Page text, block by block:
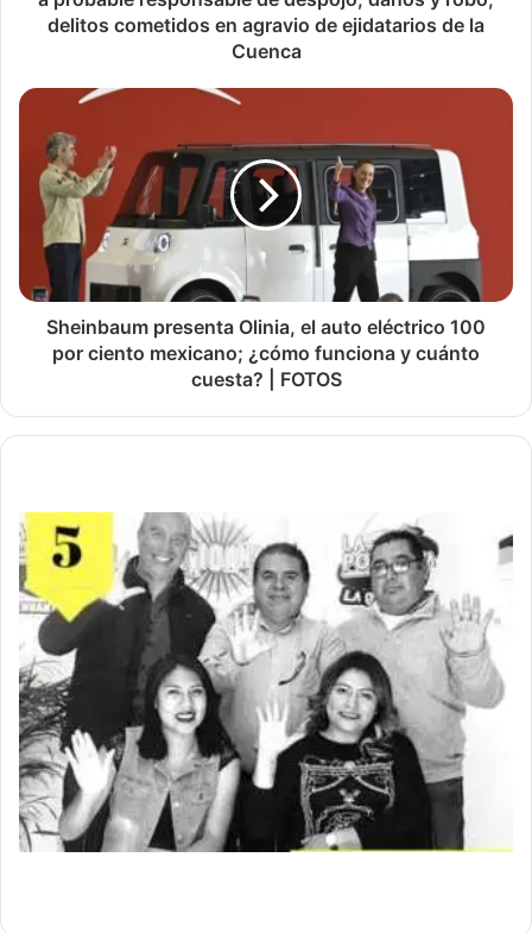
delitos cometidos en agravio de ejidatarios de la
Cuenca
Sheinbaum presenta Olinia, el auto eléctrico 100
por ciento mexicano; ¿cómo funciona y cuánto
cuesta? | FOTOS